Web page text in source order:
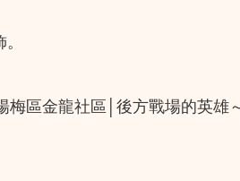
梅區金龍社區│後方戰場的英雄